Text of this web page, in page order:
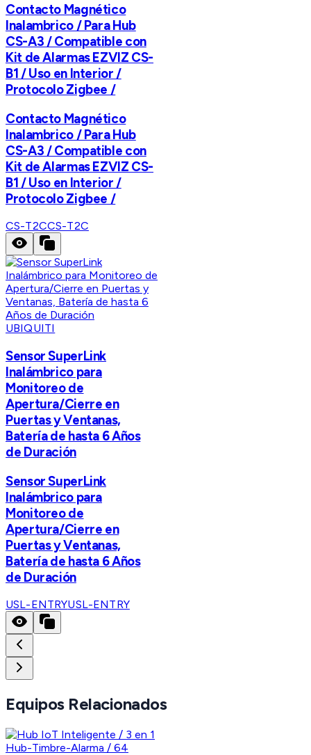
Contacto Magnético
Inalambrico / Para Hub
CS-A3 / Compatible con
Kit de Alarmas EZVIZ CS-
B1 / Uso en Interior /
Protocolo Zigbee /
Contacto Magnético
Inalambrico / Para Hub
CS-A3 / Compatible con
Kit de Alarmas EZVIZ CS-
B1 / Uso en Interior /
Protocolo Zigbee /
CS-T2CCS-T2C
UBIQUITI
Sensor SuperLink
Inalámbrico para
Monitoreo de
Apertura/Cierre en
Puertas y Ventanas,
Batería de hasta 6 Años
de Duración
Sensor SuperLink
Inalámbrico para
Monitoreo de
Apertura/Cierre en
Puertas y Ventanas,
Batería de hasta 6 Años
de Duración
USL-ENTRYUSL-ENTRY
Equipos Relacionados